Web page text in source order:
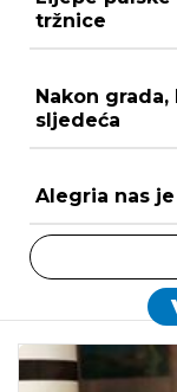
tržnice
Nakon
sljedeća
Alegria nas